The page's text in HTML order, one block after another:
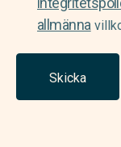
allmänna
Skicka